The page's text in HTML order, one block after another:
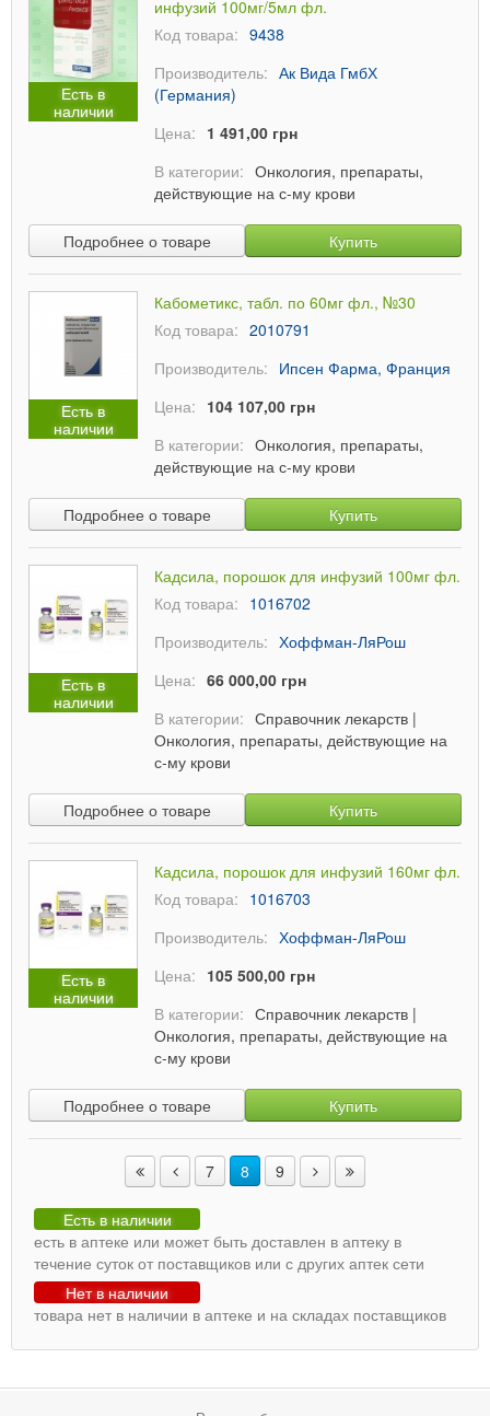
Есть в
наличии
инфузий 100мг/5мл фл.
Код товара: 9438
Производитель: Ак Вида ГмбХ
(Германия)
Цена: 1 491,00 грн
В категории: Онкология, препараты,
действующие на с-му крови
Подробнее о товаре Купить
Есть в
наличии
Кабометикс, табл. по 60мг фл., №30
Код товара: 2010791
Производитель: Ипсен Фарма, Франция
Цена: 104 107,00 грн
В категории: Онкология, препараты,
действующие на с-му крови
Подробнее о товаре Купить
Есть в
наличии
Кадсила, порошок для инфузий 100мг фл.
Код товара: 1016702
Производитель: Хоффман-ЛяРош
Цена: 66 000,00 грн
В категории: Справочник лекарств |
Онкология, препараты, действующие на
с-му крови
Подробнее о товаре Купить
Есть в
наличии
Кадсила, порошок для инфузий 160мг фл.
Код товара: 1016703
Производитель: Хоффман-ЛяРош
Цена: 105 500,00 грн
В категории: Справочник лекарств |
Онкология, препараты, действующие на
с-му крови
Подробнее о товаре Купить
7 8 9
Есть в наличии
есть в аптеке или может быть доставлен в аптеку в
течение суток от поставщиков или с других аптек сети
Нет в наличии
товара нет в наличии в аптеке и на складах поставщиков